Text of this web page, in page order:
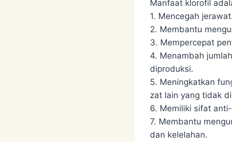
Manfaat klorofil
1. Mencegah
2. Membantu
3. Mempercepat
4. Menambah
diproduksi.
5. Meningkatkan
zat lain yang tidak
6. Memiliki sifat
7. Membantu
dan kelelahan.